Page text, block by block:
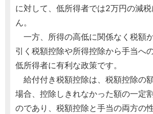
に対して、低所得者では2万円の減
ん。
一方、所得の高低に関係なく税額
引く税額控除や所得控除から手当へ
低所得者に有利な政策です。
給付付き税額控除は、税額控除の
場合、控除しきれなかった額の一定
のであり、税額控除と手当の両方の